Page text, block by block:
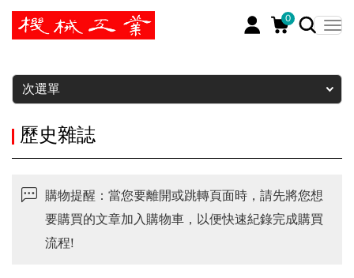
0
暫停
次選單
歷史雜誌
購物提醒：當您要離開或跳轉頁面時，請先將您想
要購買的文章加入購物車，以便快速紀錄完成購買
流程!